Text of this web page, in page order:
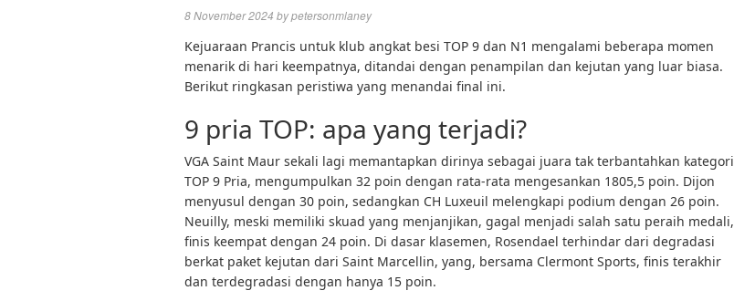
8 November 2024 bypetersonmlaney
Kejuaraan Prancis untuk klub angkat besi TOP 9 dan N1 mengalami beberapa momen
menarik di hari keempatnya, ditandai dengan penampilan dan kejutan yang luar biasa.
Berikut ringkasan peristiwa yang menandai final ini.
9 pria TOP: apa yang terjadi?
VGA Saint Maur sekali lagi memantapkan dirinya sebagai juara tak terbantahkan kategori
TOP 9 Pria, mengumpulkan 32 poin dengan rata-rata mengesankan 1805,5 poin. Dijon
menyusul dengan 30 poin, sedangkan CH Luxeuil melengkapi podium dengan 26 poin.
Neuilly, meski memiliki skuad yang menjanjikan, gagal menjadi salah satu peraih medali,
finis keempat dengan 24 poin. Di dasar klasemen, Rosendael terhindar dari degradasi
berkat paket kejutan dari Saint Marcellin, yang, bersama Clermont Sports, finis terakhir
dan terdegradasi dengan hanya 15 poin.